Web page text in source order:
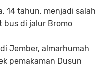
14 tahun, menjadi salah
bus di jalur Bromo
Jember, almarhumah
pemakaman Dusun